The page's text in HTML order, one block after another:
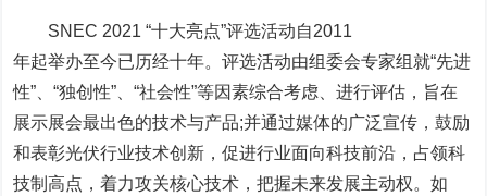
SNEC 2021 “十大亮点”评选活动自2011
年起举办至今已历经十年。评选活动由组委会专家组就“先进
性”、“独创性”、“社会性”等因素综合考虑、进行评估，旨在
展示展会最出色的技术与产品;并通过媒体的广泛宣传，鼓励
和表彰光伏行业技术创新，促进行业面向科技前沿，占领科
技制高点，着力攻关核心技术，把握未来发展主动权。如